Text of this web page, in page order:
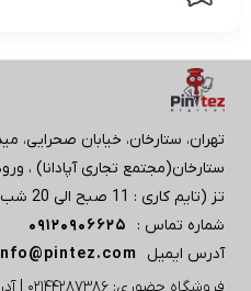
تز (تایم کاری : 11 صبح الی 20 شب)
شماره تماس :
09120906625
آدرس ایمیل